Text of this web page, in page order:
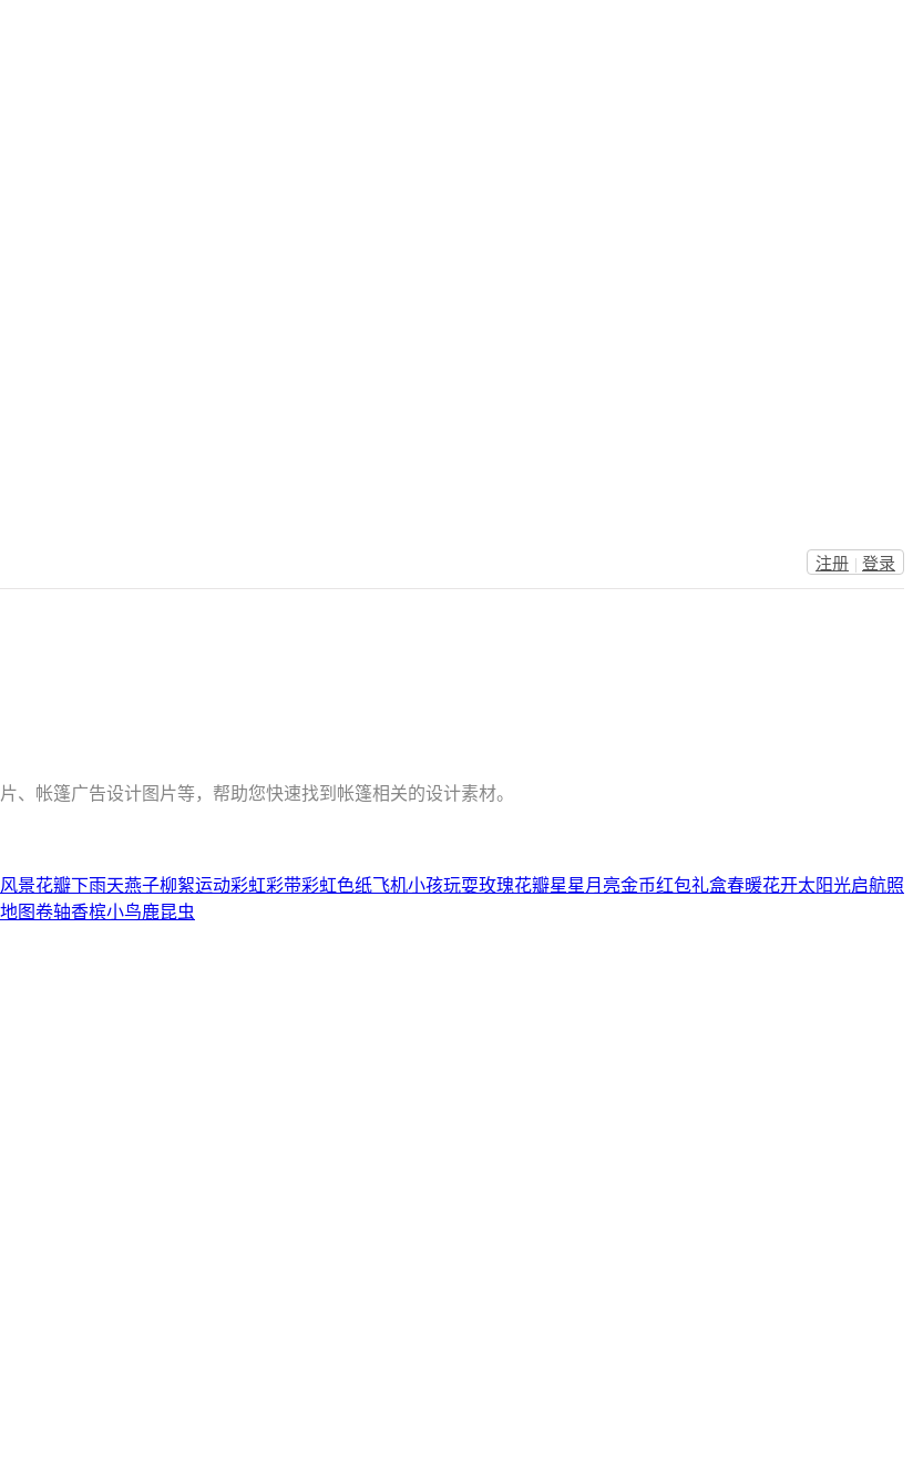
注册 | 登录
帐篷广告设计图片等，帮助您快速找到帐篷相关的设计素材。
景花瓣下雨天燕子柳絮运动彩虹彩带彩虹色纸飞机小孩玩耍玫瑰花瓣星星月亮金币红包礼盒春暖花开太阳光启航照
图卷轴香槟小鸟鹿昆虫